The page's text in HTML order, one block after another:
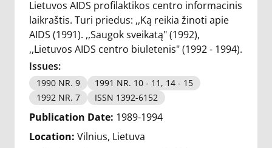
Lietuvos AIDS profilaktikos centro informacinis
laikraštis. Turi priedus: ,,Ką reikia žinoti apie
AIDS (1991). ,,Saugok sveikatą" (1992),
,,Lietuvos AIDS centro biuletenis" (1992 - 1994).
Issues:
1990 NR. 9
1991 NR. 10 - 11, 14 - 15
1992 NR. 7
ISSN 1392-6152
Publication Date: 1989-1994
Location: Vilnius, Lietuva